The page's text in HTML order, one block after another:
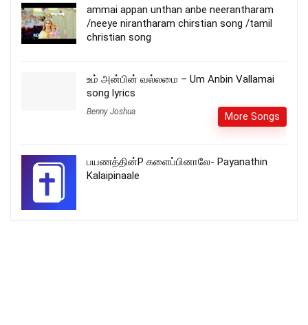
ammai appan unthan anbe neerantharam
/neeye nirantharam chirstian song /tamil
christian song
உம் அன்பின் வல்லமை – Um Anbin Vallamai
song lyrics
Benny Joshua More Songs
பயணத்தின்P களைப்பினாலே- Payanathin
Kalaipinaale